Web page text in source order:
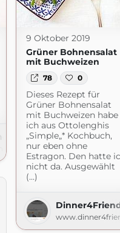
mehr
9 Oktober 2019
Grüner Bohnensalat
mit Buchweizen
78 0
Dieses Rezept für
Grüner Bohnensalat
mit Buchweizen habe
ich aus Ottolenghis
„Simple„* Kochbuch,
nur eben ohne
Estragon. Den hatte
nicht da. Ausgewählt
(...)